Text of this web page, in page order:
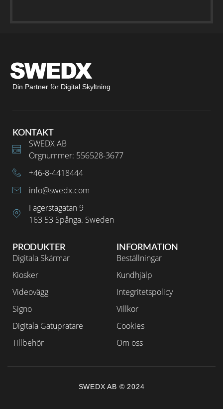
Din Partner för Digital Skyltning
INFORMATION
Beställningar
Kundhjälp
Integritetspolicy
Villkor
Cookies
Om oss
PRODUKTER
Digitala Skärmar
Kiosker
Videovägg
Signo
Digitala Gatupratare
Tillbehör
KONTAKT
SWEDX AB
Orgnummer: 556528-3677
+46-8-4418444
info@swedx.com
Fagerstagatan 9
163 53 Spånga. Sweden
SWEDX AB © 2024